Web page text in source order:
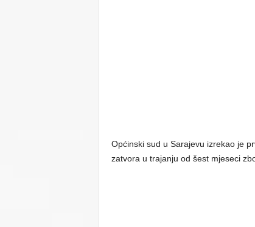
Općinski sud u Sarajevu izrekao je
zatvora u trajanju od šest mjeseci